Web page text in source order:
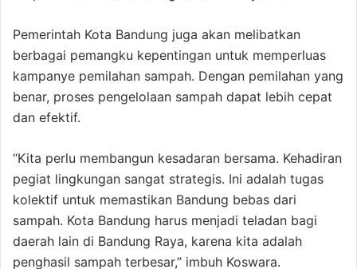
Pemerintah Kota Bandung juga akan melibatkan
berbagai pemangku kepentingan untuk memperluas
kampanye pemilahan sampah. Dengan pemilahan yang
benar, proses pengelolaan sampah dapat lebih cepat
dan efektif.
“Kita perlu membangun kesadaran bersama. Kehadiran
pegiat lingkungan sangat strategis. Ini adalah tugas
kolektif untuk memastikan Bandung bebas dari
sampah. Kota Bandung harus menjadi teladan bagi
daerah lain di Bandung Raya, karena kita adalah
penghasil sampah terbesar,” imbuh Koswara.